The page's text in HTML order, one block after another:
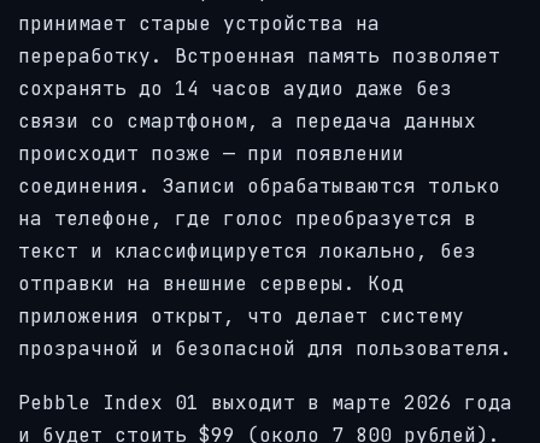
принимает старые устройства на
переработку. Встроенная память позволяет
сохранять до 14 часов аудио даже без
связи со смартфоном, а передача данных
происходит позже — при появлении
соединения. Записи обрабатываются только
на телефоне, где голос преобразуется в
текст и классифицируется локально, без
отправки на внешние серверы. Код
приложения открыт, что делает систему
прозрачной и безопасной для пользователя.
Pebble Index 01 выходит в марте 2026 года
и будет стоить $99 (около 7 800 рублей).